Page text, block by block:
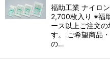
福助工業 ナイロ
2,700枚入り ※福
ース以上ご注文
す。 ご希望商品
の…